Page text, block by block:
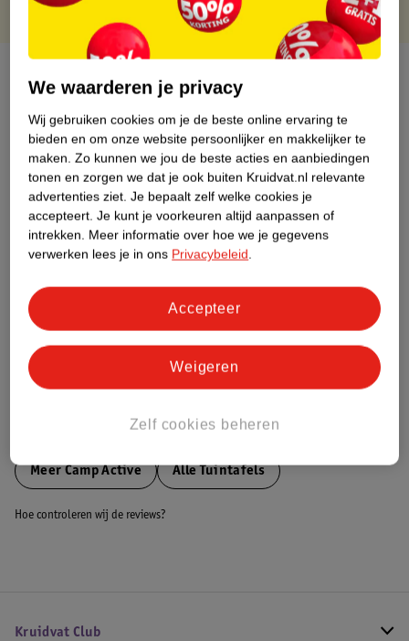
Productinformatie
Etiketinformatie
Nature Impact Score
Dit product heeft (nog) geen Nature
Meer informatie
Bestel & Bezorginformatie
Meer Camp Active Alle Tuintafels
Hoe controleren wij de reviews?
Kruidvat Club
We waarderen je privacy
Wij gebruiken cookies om je de beste online ervaring te
bieden en om onze website persoonlijker en makkelijker te
maken. Zo kunnen we jou de beste acties en aanbiedingen
tonen en zorgen we dat je ook buiten Kruidvat.nl relevante
advertenties ziet. Je bepaalt zelf welke cookies je
accepteert. Je kunt je voorkeuren altijd aanpassen of
intrekken. Meer informatie over hoe we je gegevens
verwerken lees je in ons Privacybeleid.
Zelf cookies beheren
Weigeren
Accepteer